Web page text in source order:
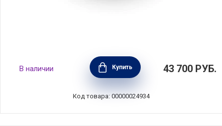
Кастрюля круглая с крышкой 24 см, объем
4,2 л, материал эмалированный чугун, цвет
светло-розовый, Le Creuset, Франция,
В наличии Купить 43 700 РУБ.
Код товара: 00000024934